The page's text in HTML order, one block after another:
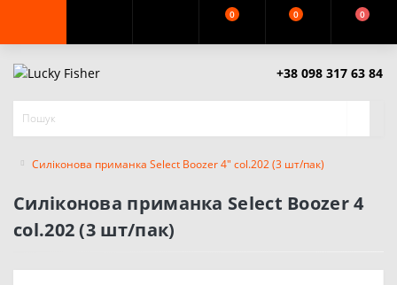
0 0 0
+38 098 317 63 84
Силіконова приманка Select Boozer 4" col.202 (3 шт/пак)
Силіконова приманка Select Boozer 4
col.202 (3 шт/пак)